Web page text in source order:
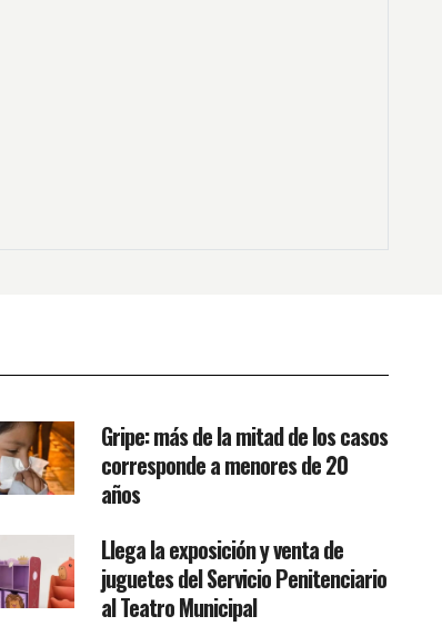
Gripe: más de la mitad de los casos
corresponde a menores de 20
años
Llega la exposición y venta de
juguetes del Servicio Penitenciario
al Teatro Municipal